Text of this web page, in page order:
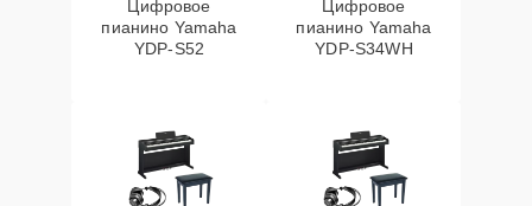
Цифровое
пианино Yamaha
YDP-S52
Цифровое
пианино Yamaha
YDP-S34WH